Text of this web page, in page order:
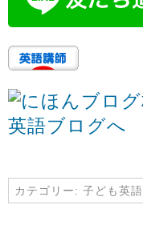
カテゴリー: 子ども英語